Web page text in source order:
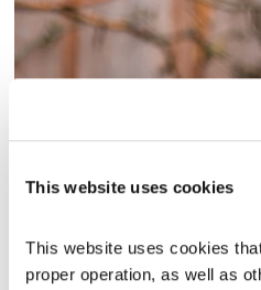
This website uses cookies
This website uses cookies
proper operation, as well as
שרביט ברזילי